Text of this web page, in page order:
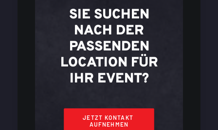
SIE SUCHEN
NACH DER
PASSENDEN
LOCATION FÜR
IHR EVENT?
JETZT KONTAKT
AUFNEHMEN